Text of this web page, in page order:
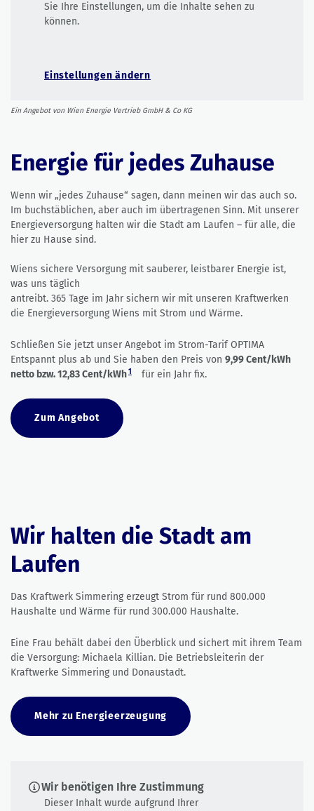
Sie Ihre Einstellungen, um die Inhalte sehen zu
können.
Einstellungen ändern
Ein Angebot von Wien Energie Vertrieb GmbH & Co KG
Energie für jedes Zuhause
Wenn wir „jedes Zuhause“ sagen, dann meinen wir das auch so.
Im buchstäblichen, aber auch im übertragenen Sinn. Mit unserer
Energieversorgung halten wir die Stadt am Laufen – für alle, die
hier zu Hause sind.
Wiens sichere Versorgung mit sauberer, leistbarer Energie ist,
was uns täglich
antreibt. 365 Tage im Jahr sichern wir mit unseren Kraftwerken
die Energieversorgung Wiens mit Strom und Wärme.
Schließen Sie jetzt unser Angebot im Strom-Tarif OPTIMA
Entspannt plus ab und Sie haben den Preis von 9,99 Cent/kWh
netto bzw. 12,83 Cent/kWh1 für ein Jahr fix.
Zum Angebot
Wir halten die Stadt am
Laufen
Das Kraftwerk Simmering erzeugt Strom für rund 800.000
Haushalte und Wärme für rund 300.000 Haushalte.
Eine Frau behält dabei den Überblick und sichert mit ihrem Team
die Versorgung: Michaela Killian. Die Betriebsleiterin der
Kraftwerke Simmering und Donaustadt.
Mehr zu Energieerzeugung
Wir benötigen Ihre Zustimmung
Dieser Inhalt wurde aufgrund Ihrer